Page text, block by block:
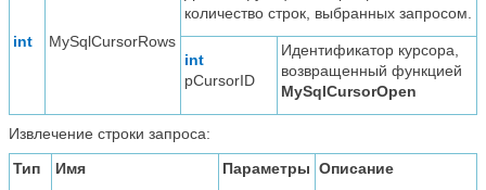
int MySqlCursorRows
количество строк, выбранных запросом.
int
pCursorID
Идентификатор курсора,
возвращенный функцией
MySqlCursorOpen
Извлечение строки запроса:
Тип
Имя Параметры Описание